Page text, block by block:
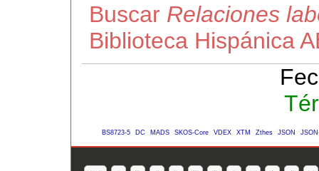
Buscar Relaciones
Biblioteca Hispánica
BS8723-5 DC MADS SKOS-Core VDEX XTM Zthes JSON